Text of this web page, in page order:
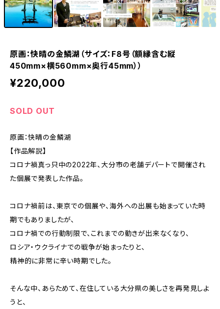
原画：快晴の金鱗湖（サイズ：F8号（額縁含む縦
450mm×横560mm×奥行45mm））
¥220,000
SOLD OUT
原画：快晴の金鱗湖
【作品解説】
コロナ禍真っ只中の2022年、大分市の老舗デパートで開催され
た個展で発表した作品。
コロナ禍前は、東京での個展や、海外への出展も始まっていた時
期でもありましたが、
コロナ禍での行動制限で、これまでの動きが出来なくなり、
ロシア・ウクライナでの戦争が始まったりと、
精神的に非常に辛い時期でした。
そんな中、あらためて、在住している大分県の美しさを再発見しよ
うと、